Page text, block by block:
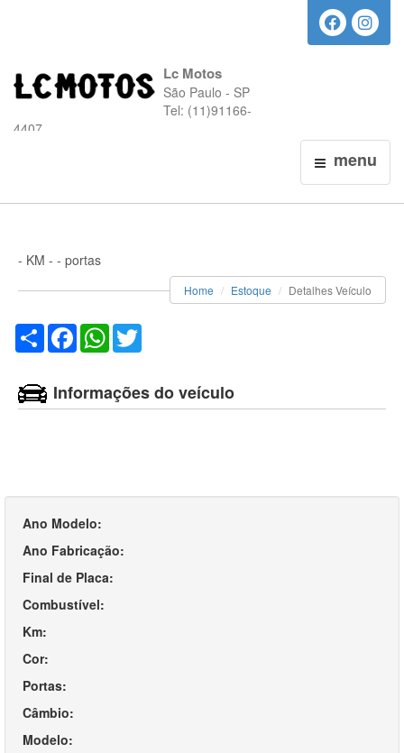
Lc Motos
São Paulo - SP
Tel: (11)91166-
4407
menu
- KM - - portas
Home Estoque Detalhes Veículo
Compartilhar
FacebookWhatsApp
Informações do veículo
Ano Modelo:
Ano Fabricação:
Final de Placa:
Combustível:
Km:
Cor:
Portas:
Câmbio:
Modelo: